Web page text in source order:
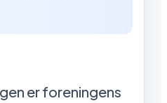
er foreningens